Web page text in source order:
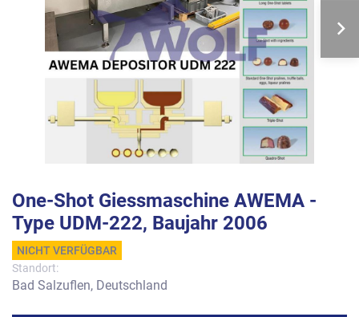
One-Shot Giessmaschine AWEMA -
Type UDM-222, Baujahr 2006
NICHT VERFÜGBAR
Standort:
Bad Salzuflen, Deutschland